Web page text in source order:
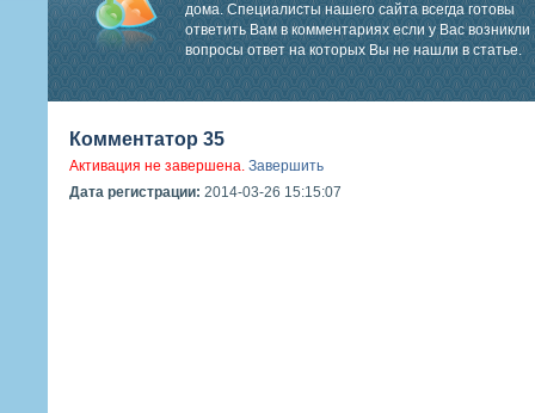
дома. Специалисты нашего сайта всегда готовы
ответить Вам в комментариях если у Вас возникли
вопросы ответ на которых Вы не нашли в статье.
Комментатор 35
Активация не завершена. Завершить
Дата регистрации: 2014-03-26 15:15:07